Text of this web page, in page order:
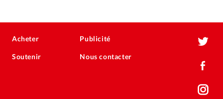
Acheter
Soutenir
Publicité
Nous contacter